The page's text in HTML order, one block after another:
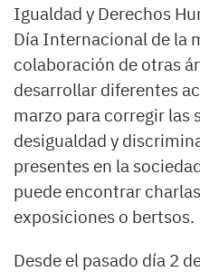
Igualdad y Derechos
Día Internacional de la
colaboración de otras
desarrollar diferentes
marzo para corregir las
desigualdad y
presentes en la
puede encontrar
exposiciones o bertsos.
Desde el pasado día 2